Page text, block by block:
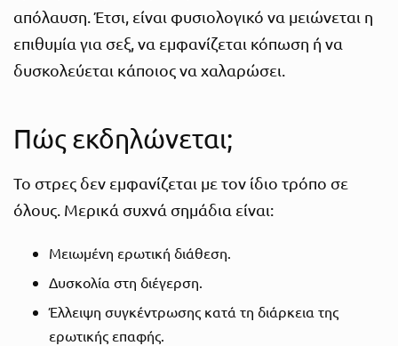
απόλαυση. Έτσι, είναι φυσιολογικό να μειώνεται η
επιθυμία για σεξ, να εμφανίζεται κόπωση ή να
δυσκολεύεται κάποιος να χαλαρώσει.
Πώς εκδηλώνεται;
Το στρες δεν εμφανίζεται με τον ίδιο τρόπο σε
όλους. Μερικά συχνά σημάδια είναι:
Μειωμένη ερωτική διάθεση.
Δυσκολία στη διέγερση.
Έλλειψη συγκέντρωσης κατά τη διάρκεια της
ερωτικής επαφής.